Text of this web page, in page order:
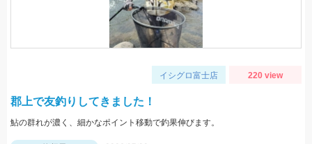
イシグロ富士店 220 view
郡上で友釣りしてきました！
鮎の群れが濃く、細かなポイント移動で釣果伸びます。